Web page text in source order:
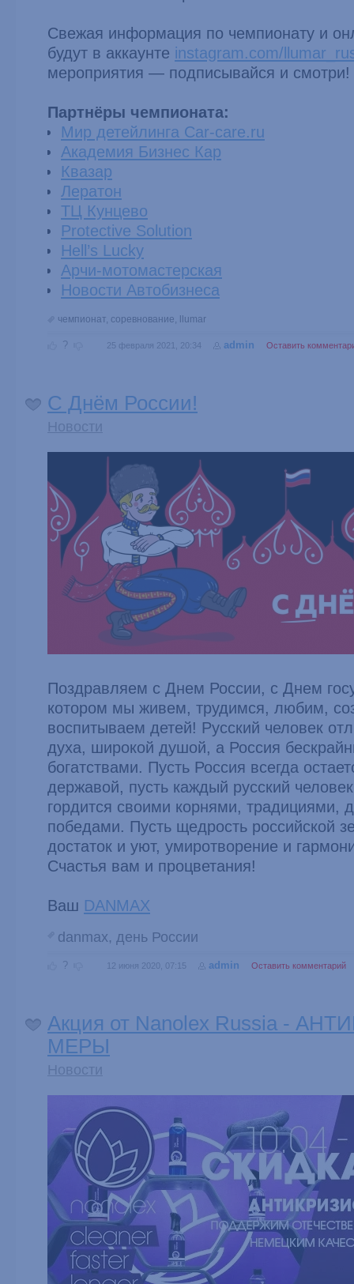
Свежая информация по чемпионату и
будут в аккаунте instagram.com/
мероприятия — подписывайся и смотри!
Партнёры чемпионата:
Мир детейлинга Car-care.ru
Академия Бизнес Кар
Квазар
Лератон
ТЦ Кунцево
Protective Solution
Hell’s Lucky
Арчи-мотомастерская
Новости Автобизнеса
чемпионат, соревнование, llumar
? 25 февраля 2021, 20:34 admin Оставить
С Днём России!
Новости
Поздравляем с Днем России, с Днем
котором мы живем, трудимся, любим,
воспитываем детей! Русский человек
духа, широкой душой, а Россия
богатствами. Пусть Россия всегда
державой, пусть каждый русский
гордится своими корнями, традициями,
победами. Пусть щедрость российской
достаток и уют, умиротворение и
Счастья вам и процветания!
Ваш DANMAX
danmax, день России
? 12 июня 2020, 07:15 admin Оставить комментарий
Акция от Nanolex Russia -
МЕРЫ
Новости